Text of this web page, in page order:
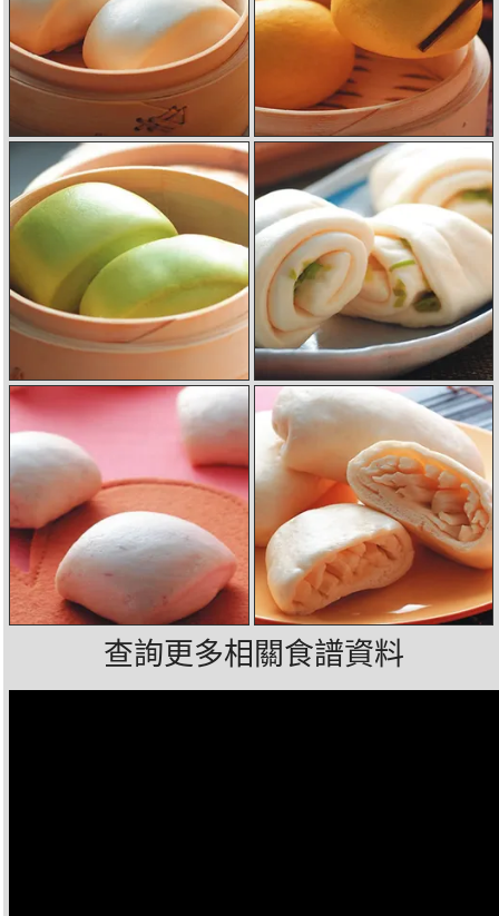
查詢更多相關食譜資料